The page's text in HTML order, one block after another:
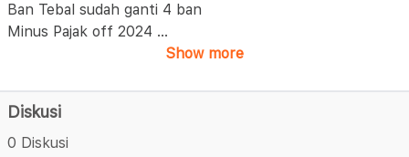
Ban Tebal sudah ganti 4 ban
Minus Pajak off 2024 ...
Show more
Diskusi
0 Diskusi